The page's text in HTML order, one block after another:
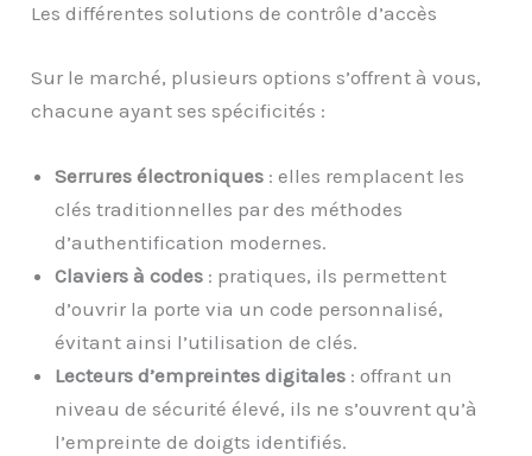
Les différentes solutions de contrôle d’accès
Sur le marché, plusieurs options s’offrent à vous,
chacune ayant ses spécificités :
Serrures électroniques : elles remplacent les
clés traditionnelles par des méthodes
d’authentification modernes.
Claviers à codes : pratiques, ils permettent
d’ouvrir la porte via un code personnalisé,
évitant ainsi l’utilisation de clés.
Lecteurs d’empreintes digitales : offrant un
niveau de sécurité élevé, ils ne s’ouvrent qu’à
l’empreinte de doigts identifiés.